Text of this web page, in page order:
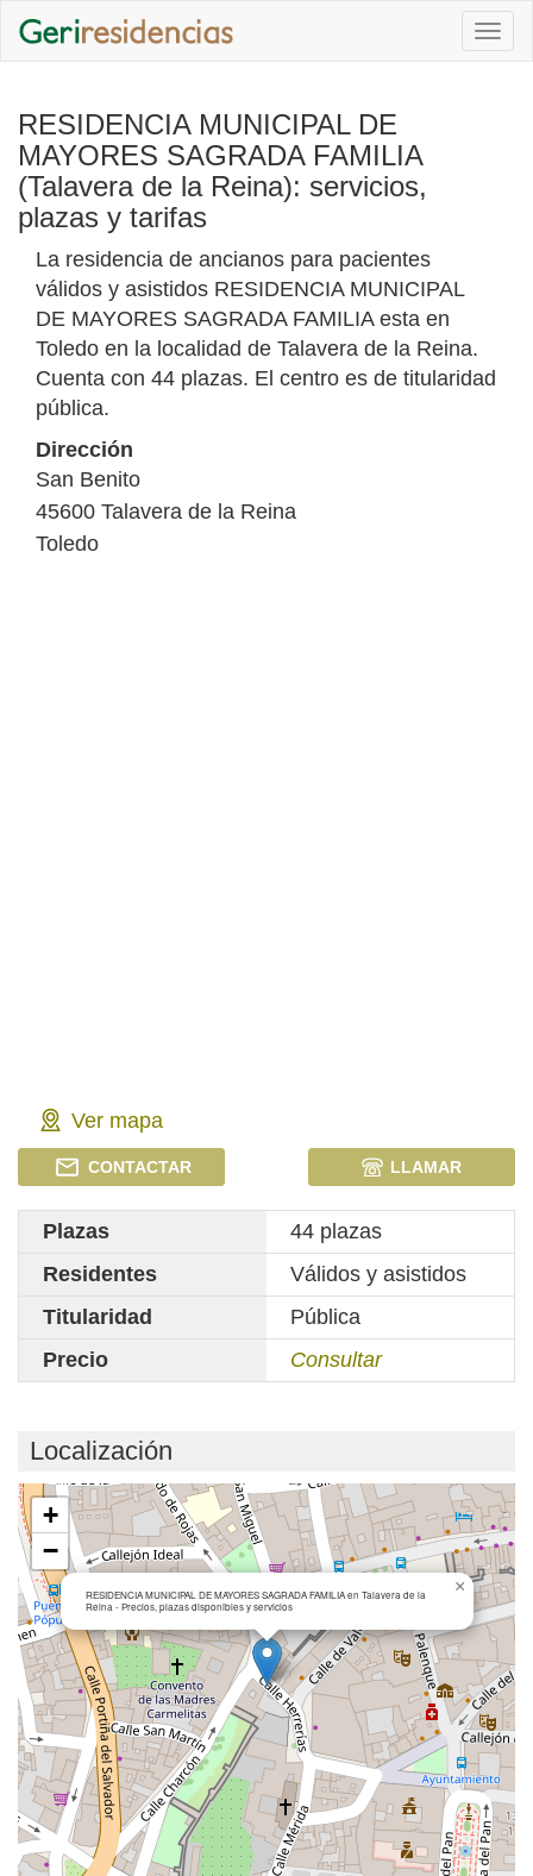
RESIDENCIA MUNICIPAL DE
MAYORES SAGRADA FAMILIA
(Talavera de la Reina): servicios,
plazas y tarifas
La residencia de ancianos para pacientes
válidos y asistidos RESIDENCIA MUNICIPAL
DE MAYORES SAGRADA FAMILIA esta en
Toledo en la localidad de Talavera de la Reina.
Cuenta con 44 plazas. El centro es de titularidad
pública.
Dirección
San Benito
45600 Talavera de la Reina
Toledo
Ver mapa
CONTACTAR LLAMAR
Plazas
44 plazas
Residentes
Válidos y asistidos
Titularidad
Pública
Precio
Consultar
Localización
Cargando mapa...
RESIDENCIA MUNICIPAL DE MAYORES SAGRADA FAMILIA en Talavera de la
Reina - Precios, plazas disponibles y servicios
×
+
−